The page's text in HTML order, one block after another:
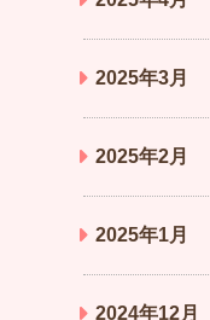
2025年3月
2025年2月
2025年1月
2024年12月